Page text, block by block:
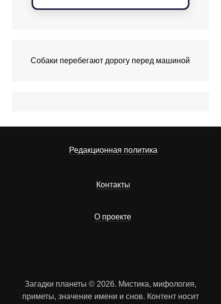
Собаки перебегают дорогу перед машиной
Редакционная политика
Контакты
О проекте
Загадки планеты © 2026. Мистика, мифология,
приметы, значение имени и снов. Контент носит